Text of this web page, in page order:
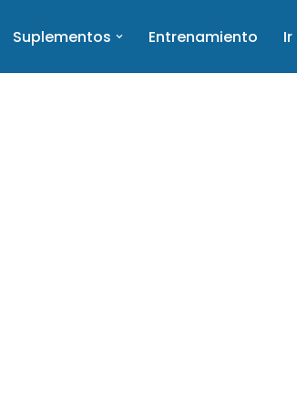
Suplementos Entrenamiento